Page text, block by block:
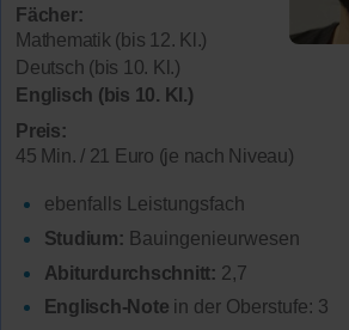
Fächer:
Mathematik (bis 12. Kl.)
Deutsch (bis 10. Kl.)
Englisch (bis 10. Kl.)
Preis:
45 Min. / 21 Euro (je nach Niveau)
ebenfalls Leistungsfach
Studium: Bauingenieurwesen
Abiturdurchschnitt: 2,7
Englisch-Note in der Oberstufe: 3